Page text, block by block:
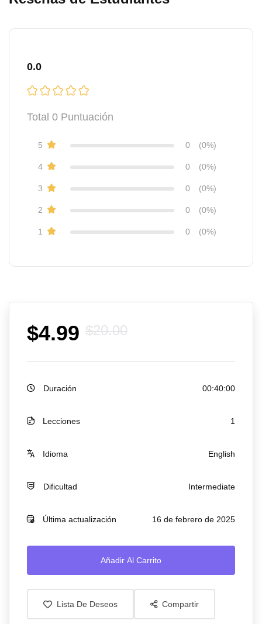
0.0
Total 0 Puntuación
5 0 (0%)
4 0 (0%)
3 0 (0%)
2 0 (0%)
1 0 (0%)
$20.00
$4.99
Duración 00:40:00
Lecciones 1
Idioma English
Dificultad Intermediate
Última actualización 16 de febrero de 2025
Añadir Al Carrito
Lista De Deseos Compartir